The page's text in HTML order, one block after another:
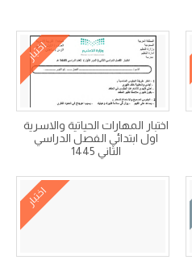
اختبار
اختبار المهارات الحياتية والاسرية
اول ابتدائي الفصل الدراسي
الثاني 1445
اختبار